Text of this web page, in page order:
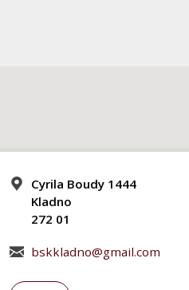
Cyrila Boudy 1444
Kladno
272 01
bskkladno@gmail.com